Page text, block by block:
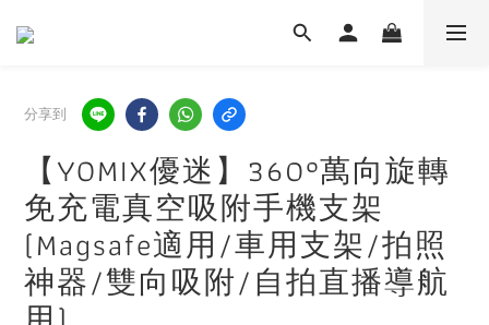
分享到
【YOMIX優迷】360°萬向旋轉
免充電真空吸附手機支架
(Magsafe適用/車用支架/拍照
神器/雙向吸附/自拍直播導航